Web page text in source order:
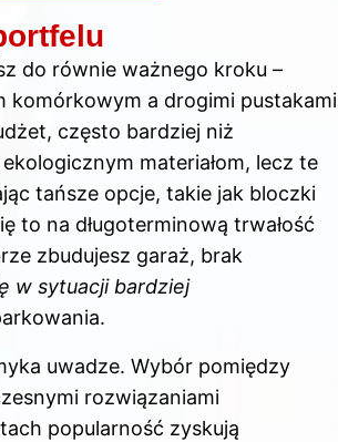
do równie ważnego kroku –
komórkowym a drogimi pustakami
często bardziej niż
materiałom, lecz te
tańsze opcje, takie jak bloczki
to na długoterminową trwałość
zbudujesz garaż, brak
w sytuacji bardziej
uwadze. Wybór pomiędzy
rozwiązaniami
popularność zyskują